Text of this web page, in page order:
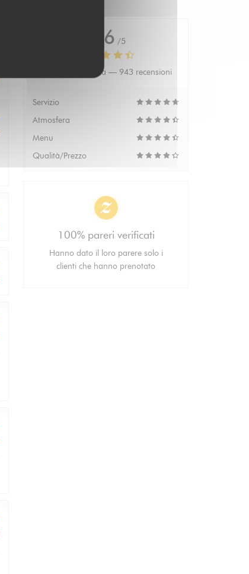
4.6 /5
Valutazione media — 943 recensioni
Servizio
Atmosfera
Menu
Qualità/Prezzo
100% pareri verificati
Hanno dato il loro parere solo i
clienti che hanno prenotato